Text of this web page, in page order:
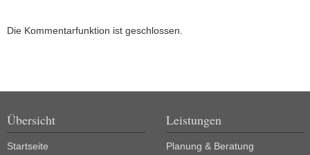
Die Kommentarfunktion ist geschlossen.
Übersicht
Startseite
Leistungen
Planung & Beratung